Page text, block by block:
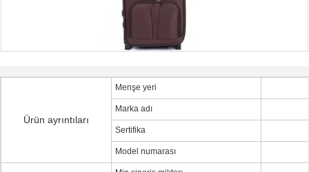
Ürün ayrıntıları
Menşe yeri
Marka adı
Sertifika
Model numarası